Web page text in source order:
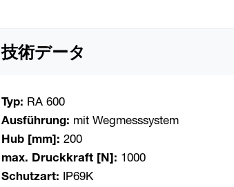
技術データ
Typ: RA 600
Ausführung: mit Wegmesssystem
Hub [mm]: 200
max. Druckkraft [N]: 1000
Schutzart: IP69K